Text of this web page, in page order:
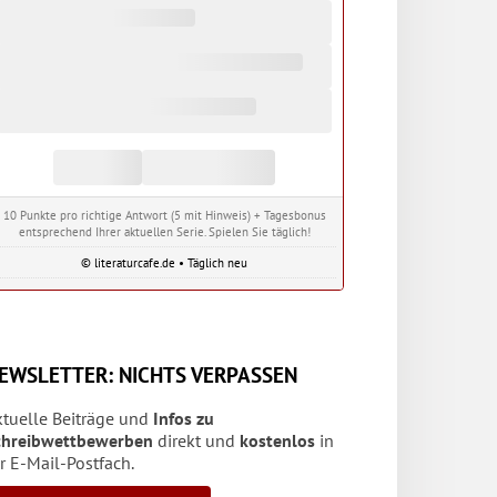
10 Punkte pro richtige Antwort (5 mit Hinweis) + Tagesbonus
entsprechend Ihrer aktuellen Serie. Spielen Sie täglich!
© literaturcafe.de • Täglich neu
NICHTS VERPASSEN
Beiträge und Infos zu
direkt und kostenlos in
E-Mail-Postfach.